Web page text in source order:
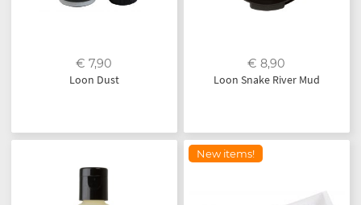
€ 7,90
Loon Dust
€ 8,90
Loon Snake River Mud
New items!